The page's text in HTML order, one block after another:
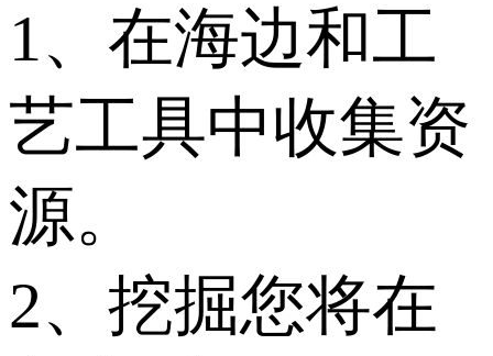
1、在海边和工
艺工具中收集资
源。
2、挖掘您将在